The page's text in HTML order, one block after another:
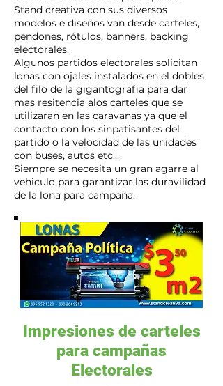
Stand creativa con sus diversos
modelos e diseños van desde carteles,
pendones, rótulos, banners, backing
electorales.
Algunos partidos electorales solicitan
lonas con ojales instalados en el dobles
del filo de la gigantografia para dar
mas resitencia alos carteles que se
utilizaran en las caravanas ya que el
contacto con los sinpatisantes del
partido o la velocidad de las unidades
con buses, autos etc...
Siempre se necesita un gran agarre al
vehiculo para garantizar las duravilidad
de la lona para campaña.
Impresiones de carteles
para campañas
Electorales